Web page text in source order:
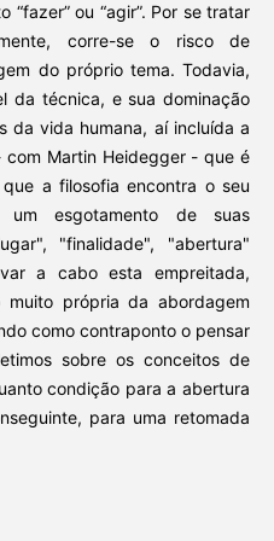
ou “agir”. Por se tratar
corre-se o risco de
do próprio tema. Todavia,
da técnica, e sua dominação
da vida humana, aí incluída a
Martin Heidegger - que é
a filosofia encontra o seu
esgotamento de suas
"finalidade", "abertura"
a cabo esta empreitada,
muito própria da abordagem
como contraponto o pensar
sobre os conceitos de
condição para a abertura
para uma retomada